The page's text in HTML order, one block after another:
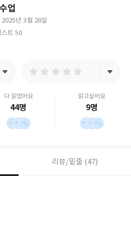
업
판
2025년 3월 28일
스트 50
다 읽었어요
44명
읽고싶어요
9명
리뷰/밑줄 (47)